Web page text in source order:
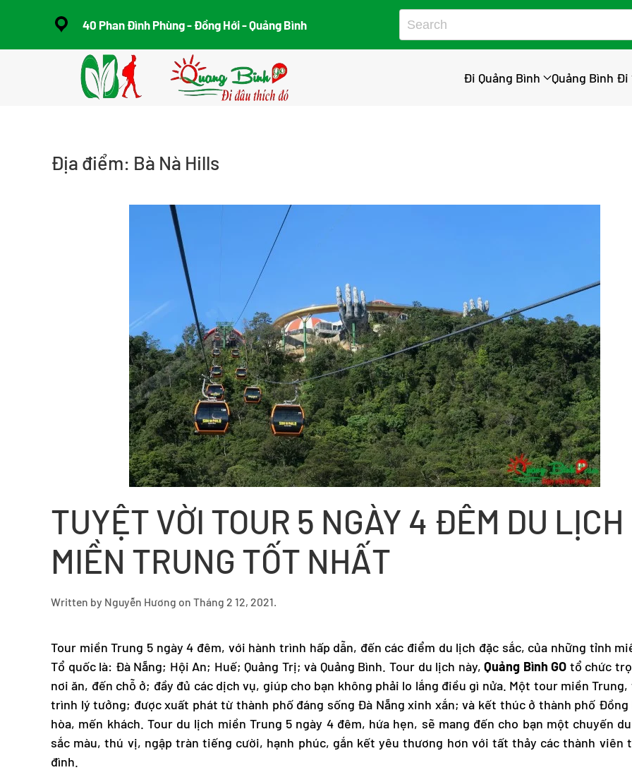
40 Phan Đình Phùng - Đồng Hới - Quảng Bình
Đi Quảng Bình Quảng Bình Đi
Địa điểm: Bà Nà Hills
TUYỆT VỜI TOUR 5 NGÀY 4 ĐÊM DU LỊCH
MIỀN TRUNG TỐT NHẤT
Written by Nguyễn Hương on Tháng 2 12, 2021.
Tour miền Trung 5 ngày 4 đêm, với hành trình hấp dẫn, đến các điểm du lịch đặc sắc, của những tỉnh
Tổ quốc là: Đà Nẵng; Hội An; Huế; Quảng Trị; và Quảng Bình. Tour du lịch này,Quảng Bình GO tổ chức
nơi ăn, đến chỗ ở; đầy đủ các dịch vụ, giúp cho bạn không phải lo lắng điều gì nửa. Một tour miền Trung,
trình lý tưởng; được xuất phát từ thành phố đáng sống Đà Nẵng xinh xắn; và kết thúc ở thành phố Đồng
hòa, mến khách. Tour du lịch miền Trung 5 ngày 4 đêm, hứa hẹn, sẽ mang đến cho bạn một chuyến
sắc màu, thú vị, ngập tràn tiếng cười, hạnh phúc, gắn kết yêu thương hơn với tất thảy các thành viên
đình.